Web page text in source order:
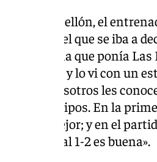
ante el Castellón, el
partido en el que se iba a
libretas: una que ponía
dos libretas y lo vi con un
bien, nosotros les
entre equipos. En la
mejor; y en el
reacción al 1-2 es buena».